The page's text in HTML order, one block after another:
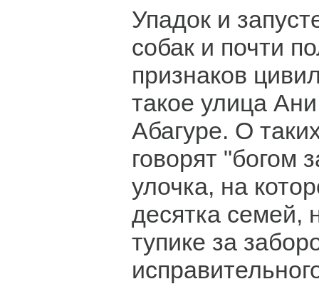
Упадок и
собак и почти
признаков
такое улица
Абагуре. О
говорят "богом
улочка, на
десятка семей,
тупике за